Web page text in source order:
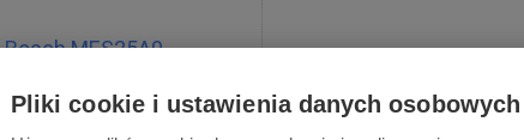
Bosch MES25A0
do owoców i warzyw,
700 W, Dwa poziomy mocy,
Pliki cookie i ustawienia danych osobowych